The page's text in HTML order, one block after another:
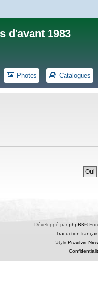
d'avant 1983
Photos Catalogues
Développé par phpBB®
Traduction
Style Prosilver